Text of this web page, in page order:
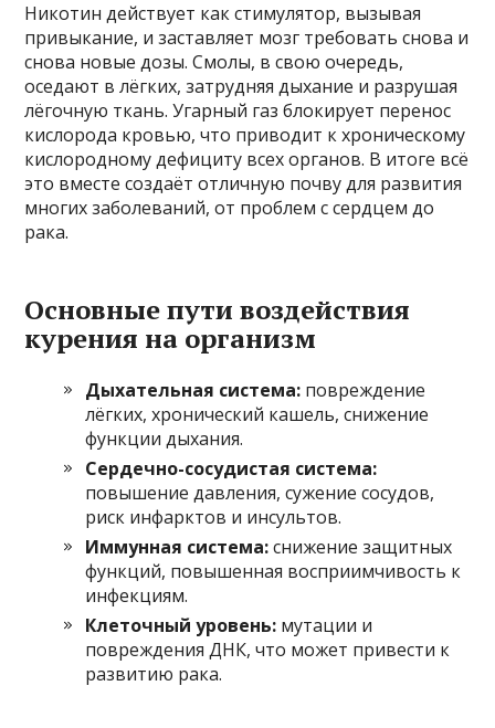
Никотин действует как стимулятор, вызывая
привыкание, и заставляет мозг требовать снова и
снова новые дозы. Смолы, в свою очередь,
оседают в лёгких, затрудняя дыхание и разрушая
лёгочную ткань. Угарный газ блокирует перенос
кислорода кровью, что приводит к хроническому
кислородному дефициту всех органов. В итоге всё
это вместе создаёт отличную почву для развития
многих заболеваний, от проблем с сердцем до
рака.
Основные пути воздействия
курения на организм
Дыхательная система: повреждение
лёгких, хронический кашель, снижение
функции дыхания.
Сердечно-сосудистая система:
повышение давления, сужение сосудов,
риск инфарктов и инсультов.
Иммунная система:снижение защитных
функций, повышенная восприимчивость к
инфекциям.
Клеточный уровень: мутации и
повреждения ДНК, что может привести к
развитию рака.